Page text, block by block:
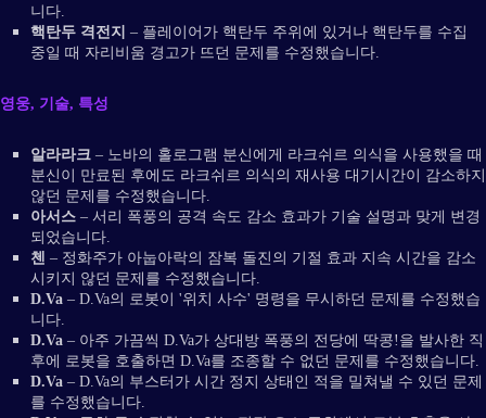
니다.
핵탄두 격전지 – 플레이어가 핵탄두 주위에 있거나 핵탄두를 수집
중일 때 자리비움 경고가 뜨던 문제를 수정했습니다.
영웅, 기술, 특성
알라라크 – 노바의 홀로그램 분신에게 라크쉬르 의식을 사용했을 때
분신이 만료된 후에도 라크쉬르 의식의 재사용 대기시간이 감소하지
않던 문제를 수정했습니다.
아서스 – 서리 폭풍의 공격 속도 감소 효과가 기술 설명과 맞게 변경
되었습니다.
첸 – 정화주가 아눕아락의 잠복 돌진의 기절 효과 지속 시간을 감소
시키지 않던 문제를 수정했습니다.
D.Va – D.Va의 로봇이 '위치 사수' 명령을 무시하던 문제를 수정했습
니다.
D.Va – 아주 가끔씩 D.Va가 상대방 폭풍의 전당에 딱콩!을 발사한 직
후에 로봇을 호출하면 D.Va를 조종할 수 없던 문제를 수정했습니다.
D.Va – D.Va의 부스터가 시간 정지 상태인 적을 밀쳐낼 수 있던 문제
를 수정했습니다.